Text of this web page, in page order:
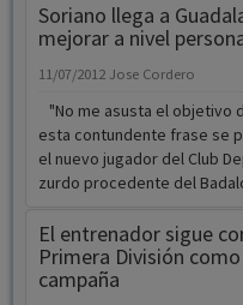
Soriano llega a
mejorar a nivel
11/07/2012 Jose Cordero
"No me asusta el objetivo
esta contundente frase se
el nuevo jugador del Club
zurdo procedente del
El entrenador sigue
Primera División
campaña